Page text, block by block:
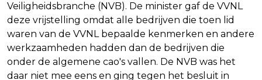
Veiligheidsbranche (NVB). De minister gaf de VVNL
deze vrijstelling omdat alle bedrijven die toen lid
waren van de VVNL bepaalde kenmerken en andere
werkzaamheden hadden dan de bedrijven die
onder de algemene cao's vallen. De NVB was het
daar niet mee eens en ging tegen het besluit in